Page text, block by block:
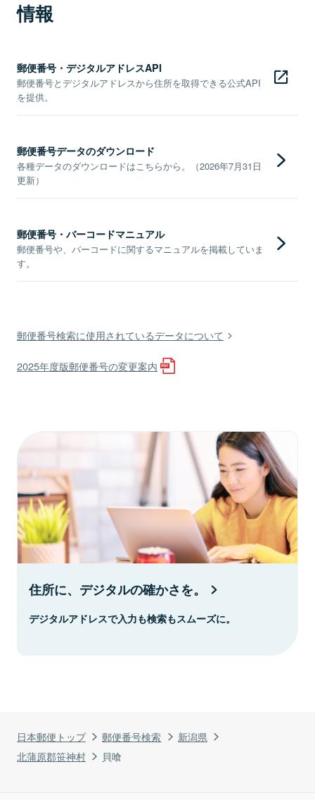
日本郵便トップ 郵便番号検索
新潟県
北蒲原郡笹神村
貝喰
情報
郵便番号・デジタルアドレスAPI
郵便番号とデジタルアドレスから住所を取得できる公式API
を提供。
郵便番号データのダウンロード
各種データのダウンロードはこちらから。（2026年7月31日
更新）
郵便番号・バーコードマニュアル
郵便番号や、バーコードに関するマニュアルを掲載していま
す。
郵便番号検索に使用されているデータについて
2025年度版郵便番号の変更案内
住所に、デジタルの確かさを。
デジタルアドレスで入力も検索もスムーズに。